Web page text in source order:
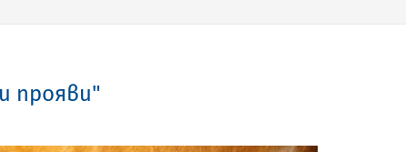
прояви"